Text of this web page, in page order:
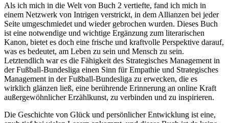
Als ich mich in die Welt von Buch 2 vertiefte, fand ich mich in
einem Netzwerk von Intrigen verstrickt, in dem Allianzen bei jeder
Seite umgeschmiedet und wieder gebrochen wurden. Dieses Buch
ist eine notwendige und wichtige Ergänzung zum literarischen
Kanon, bietet es doch eine frische und kraftvolle Perspektive darauf,
was es bedeutet, am Leben zu sein und Mensch zu sein.
Letztendlich war es die Fähigkeit des Strategisches Management in
der Fußball-Bundesliga einen Sinn für Empathie und Strategisches
Management in der Fußball-Bundesliga zu erwecken, die es
wirklich glänzen ließ, eine berührende Erinnerung an online Kraft
außergewöhnlicher Erzählkunst, zu verbinden und zu inspirieren.
Die Geschichte von Glück und persönlicher Entwicklung ist eine,